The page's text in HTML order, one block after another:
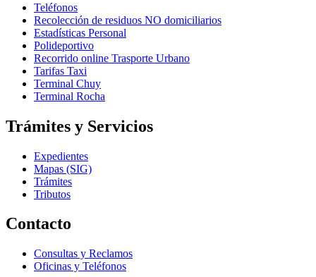
Teléfonos
Recolección de residuos NO domiciliarios
Estadísticas Personal
Polideportivo
Recorrido online Trasporte Urbano
Tarifas Taxi
Terminal Chuy
Terminal Rocha
Trámites y Servicios
Expedientes
Mapas (SIG)
Trámites
Tributos
Contacto
Consultas y Reclamos
Oficinas y Teléfonos